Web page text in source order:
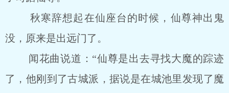
秋寒辞想起在仙座台的时候，仙尊神出鬼
没，原来是出远门了。
闻花曲说道：“仙尊是出去寻找大魔的踪迹
了，他刚到了古城派，据说是在城池里发现了魔